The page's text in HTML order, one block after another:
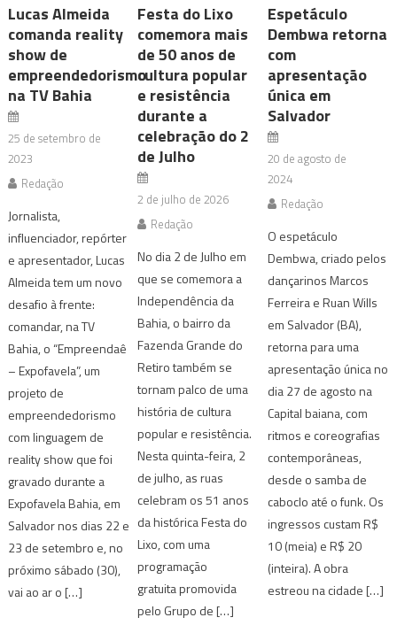
Lucas Almeida
comanda reality
show de
empreendedorismo
na TV Bahia
25 de setembro de
2023
Redação
Jornalista,
influenciador, repórter
e apresentador, Lucas
Almeida tem um novo
desafio à frente:
comandar, na TV
Bahia, o “Empreendaê
– Expofavela”, um
projeto de
empreendedorismo
com linguagem de
reality show que foi
gravado durante a
Expofavela Bahia, em
Salvador nos dias 22 e
23 de setembro e, no
próximo sábado (30),
vai ao ar o […]
Festa do Lixo
comemora mais
de 50 anos de
cultura popular
e resistência
durante a
celebração do 2
de Julho
2 de julho de 2026
Redação
No dia 2 de Julho em
que se comemora a
Independência da
Bahia, o bairro da
Fazenda Grande do
Retiro também se
tornam palco de uma
história de cultura
popular e resistência.
Nesta quinta-feira, 2
de julho, as ruas
celebram os 51 anos
da histórica Festa do
Lixo, com uma
programação
gratuita promovida
pelo Grupo de […]
Espetáculo
Dembwa retorna
com
apresentação
única em
Salvador
20 de agosto de
2024
Redação
O espetáculo
Dembwa, criado pelos
dançarinos Marcos
Ferreira e Ruan Wills
em Salvador (BA),
retorna para uma
apresentação única no
dia 27 de agosto na
Capital baiana, com
ritmos e coreografias
contemporâneas,
desde o samba de
caboclo até o funk. Os
ingressos custam R$
10 (meia) e R$ 20
(inteira). A obra
estreou na cidade […]